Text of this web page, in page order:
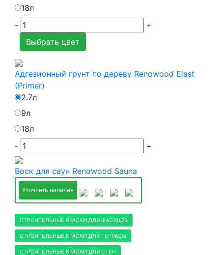
18л
-
+
Выбрать цвет
Адгезионный грунт по дереву Renowood Elast
(Primer)
2.7л
9л
18л
-
+
Воск для саун Renowood Sauna
Уточнить наличие
СТРОИТЕЛЬНЫЕ КРАСКИ ДЛЯ ФАСАДОВ
СТРОИТЕЛЬНЫЕ КРАСКИ ДЛЯ ТЕРРАСЫ
СТРОИТЕЛЬНЫЕ КРАСКИ ДЛЯ СТЕН